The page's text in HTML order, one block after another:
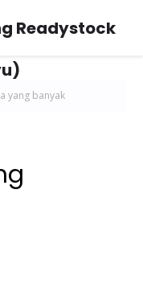
Readystock
yang banyak